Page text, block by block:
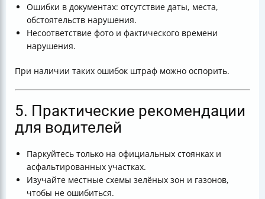
Ошибки в документах: отсутствие даты, места,
обстоятельств нарушения.
Несоответствие фото и фактического времени
нарушения.
При наличии таких ошибок штраф можно оспорить.
5. Практические рекомендации
для водителей
Паркуйтесь только на официальных стоянках и
асфальтированных участках.
Изучайте местные схемы зелёных зон и газонов,
чтобы не ошибиться.